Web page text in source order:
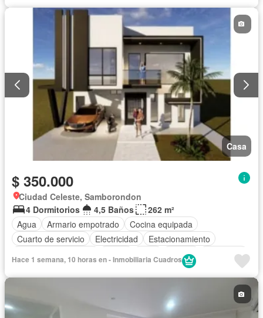
Casa
$ 350.000
Ciudad Celeste, Samborondon
4 Dormitorios
4,5 Baños
262 m²
Agua
Armario empotrado
Cocina equipada
Cuarto de servicio
Electricidad
Estacionamiento
Piscina
Seguridad
Hace 1 semana, 10 horas en - Inmobiliaria Cuadros